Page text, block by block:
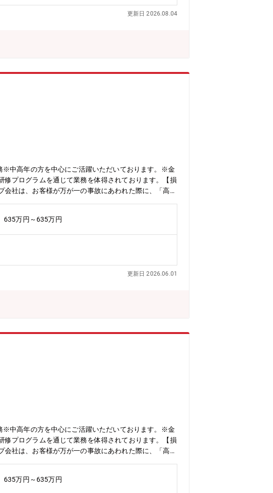
更新日 2026.08.04
※中高年の方を中心にご活躍いただいております。※金
プログラムを通じて業務を体得されております。【損
社は、お客様が万が一の事故にあわれた際に、「高い
635万円～635万円
更新日 2026.06.01
※中高年の方を中心にご活躍いただいております。※金
プログラムを通じて業務を体得されております。【損
社は、お客様が万が一の事故にあわれた際に、「高い
635万円～635万円